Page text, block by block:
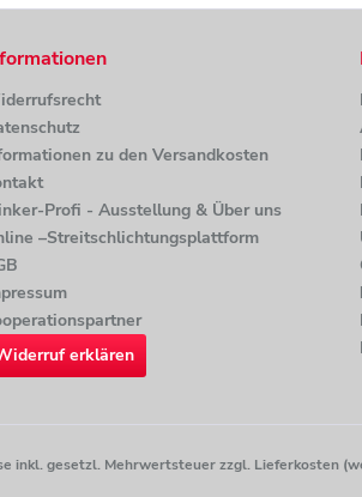
zu den Versandkosten
Profi - Ausstellung & Über uns
–Streitschlichtungsplattform
erklären
inkl. gesetzl. Mehrwertsteuer zzgl. Lieferkosten